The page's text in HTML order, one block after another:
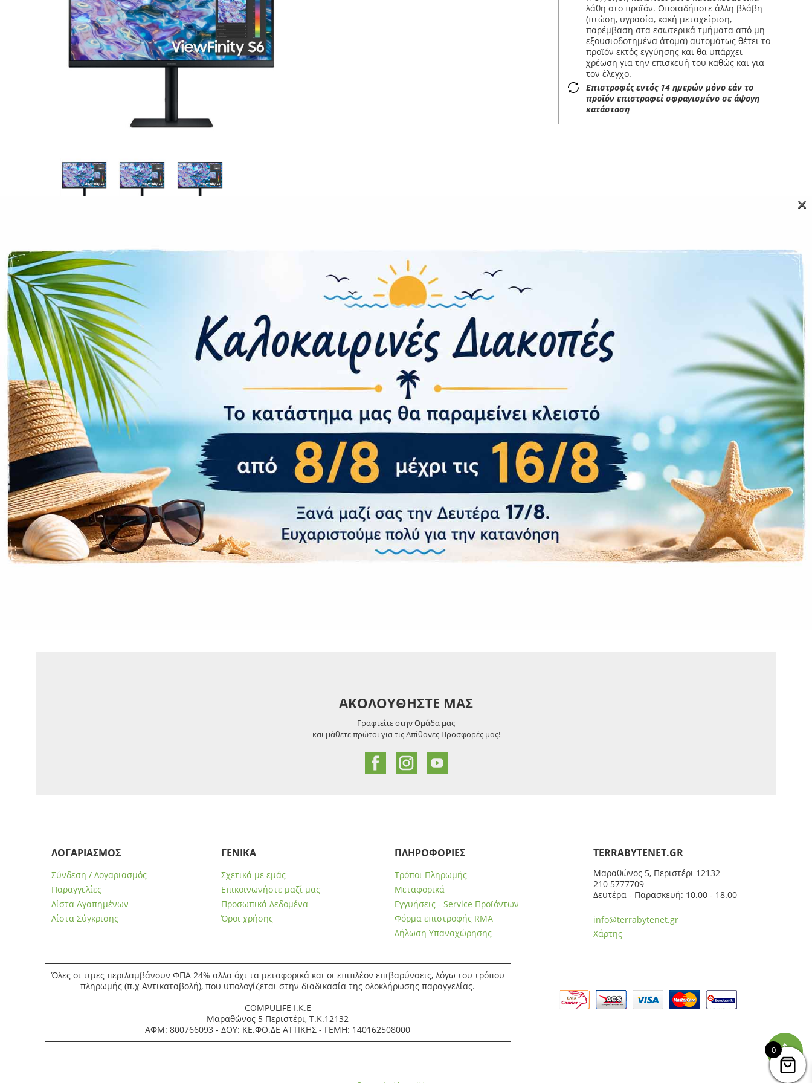
CASE FANS
LIQUID COOLERS
CPU COOLERS
ΕΙΚΟΝΑ-ΗΧΟΣ
λάθη στο προϊόν. Οποιαδήποτε άλλη βλάβη
(πτώση, υγρασία, κακή μεταχείριση,
παρέμβαση στα εσωτερικά τμήματα από μη
εξουσιοδοτημένα άτομα) αυτομάτως θέτει το
προϊόν εκτός εγγύησης και θα υπάρχει
χρέωση για την επισκευή του καθώς και για
τον έλεγχο.
Επιστροφές εντός 14 ημερών μόνο εάν το
προϊόν επιστραφεί σφραγισμένο σε άψογη
κατάσταση
Κατασκευαστής
Samsung
Είδος
Monitor
Panel
IPS
Διαγώνιος
27″
Ανάλυση
2560×1440
Αντίθεση
3000:1
Χρόνος Απόκρισης
5 ms GtG
Ρυθμός Ανανέωσης
75 Hz
Aspect ratio
16:9
Ρύθμιση Κλίσης, Ύψους, Κατακόρυφη Περιστροφή, Οριζόντια Περιστροφή
Συνδεσιμότητα
ΑΚΟΛΟΥΘΗΣΤΕ ΜΑΣ
Γραφτείτε στην Ομάδα μας
και μάθετε πρώτοι για τις Απίθανες Προσφορές μας!
ΛΟΓΑΡΙΑΣΜΟΣ
Σύνδεση / Λογαριασμός
Παραγγελίες
Λίστα Αγαπημένων
Λίστα Σύγκρισης
ΓΕΝΙΚΑ
Σχετικά με εμάς
Επικοινωνήστε μαζί μας
Προσωπικά Δεδομένα
Όροι χρήσης
ΠΛΗΡΟΦΟΡΙΕΣ
Τρόποι Πληρωμής
Μεταφορικά
Εγγυήσεις - Service Προϊόντων
Φόρμα επιστροφής RMA
Δήλωση Υπαναχώρησης
ΤERRABYTENET.GR
Μαραθώνος 5, Περιστέρι 12132
210 5777709
Δευτέρα - Παρασκευή: 10.00 - 18.00
info@terrabytenet.gr
Χάρτης
Όλες οι τιμες περιλαμβάνουν ΦΠΑ 24% αλλα όχι τα μεταφορικά και οι επιπλέον επιβαρύνσεις, λόγω του τρόπου
πληρωμής (π.χ Αντικαταβολή), που υπολογίζεται στην διαδικασία της ολοκλήρωσης παραγγελίας.
COMPULIFE Ι.Κ.Ε
Μαραθώνος 5 Περιστέρι, Τ.Κ.12132
ΑΦΜ: 800766093 - ΔΟΥ: ΚΕ.ΦΟ.ΔΕ ΑΤΤΙΚΗΣ - ΓΕΜΗ: 140162508000
↑
×
0